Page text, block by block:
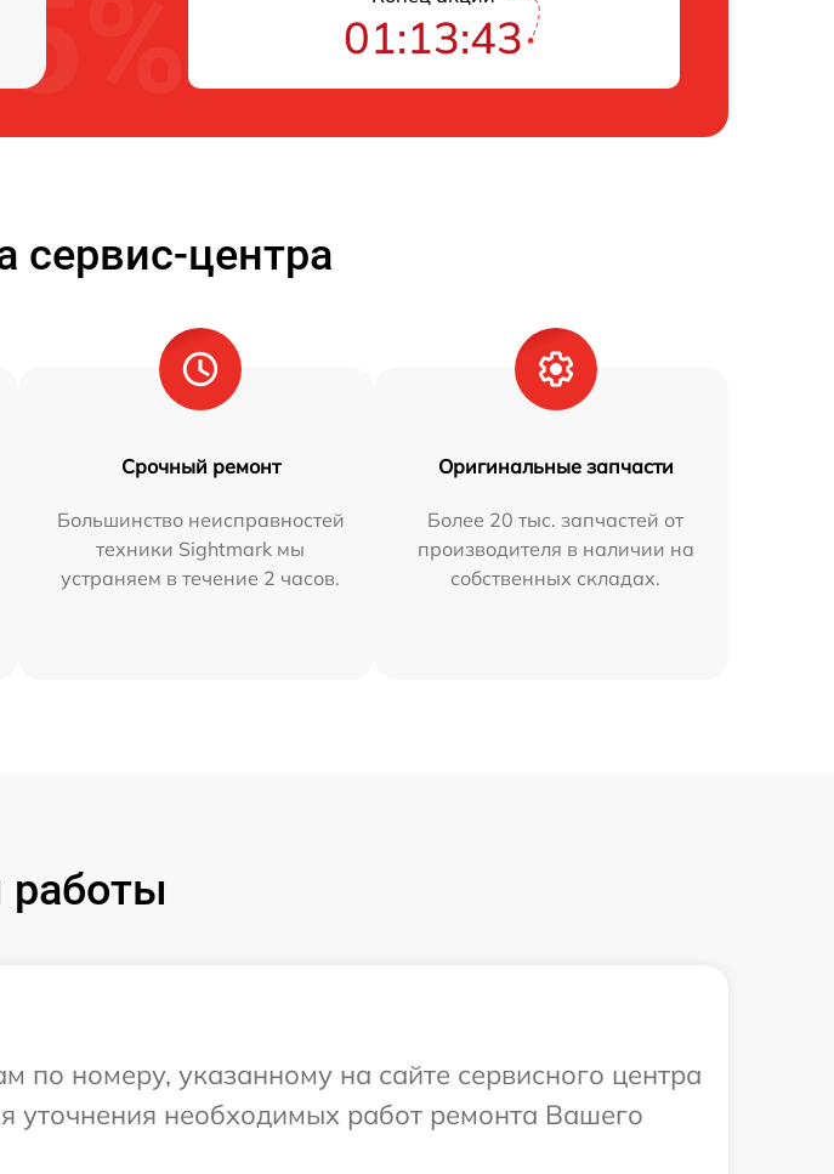
01:13:42
сервис-центра
Срочный ремонт
Большинство неисправностей
техники Sightmark мы
устраняем в течение 2 часов.
Оригинальные запчасти
Более 20 тыс. запчастей от
производителя в наличии на
собственных складах.
по номеру, указанному на сайте сервисного центра
уточнения необходимых работ ремонта Вашего